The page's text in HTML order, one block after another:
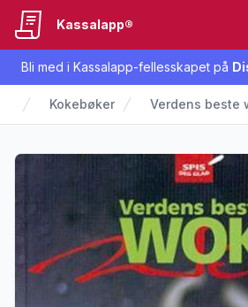
Bli med i Kassalapp-fellesskapet på
Kassalapp®
Kokebøker Verdens beste